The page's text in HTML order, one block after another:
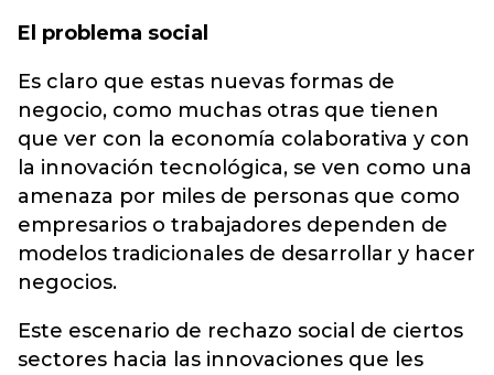
El problema social
Es claro que estas nuevas formas de
negocio, como muchas otras que tienen
que ver con la economía colaborativa y con
la innovación tecnológica, se ven como una
amenaza por miles de personas que como
empresarios o trabajadores dependen de
modelos tradicionales de desarrollar y hacer
negocios.
Este escenario de rechazo social de ciertos
sectores hacia las innovaciones que les